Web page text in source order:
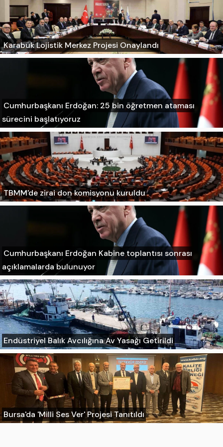
Karabük Lojistik Merkez Projesi Onaylandı
Cumhurbaşkanı Erdoğan: 25 bin öğretmen ataması
sürecini başlatıyoruz
TBMM'de zirai don komisyonu kuruldu
Cumhurbaşkanı Erdoğan Kabine toplantısı sonrası
açıklamalarda bulunuyor
Endüstriyel Balık Avcılığına Av Yasağı Getirildi
Bursa'da 'Milli Ses Ver' Projesi Tanıtıldı